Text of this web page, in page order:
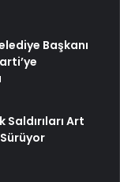
Başkanı
Saldırıları Art